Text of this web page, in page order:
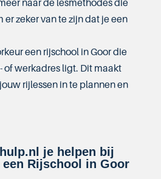
naar de lesmethodes die
zeker van te zijn dat je een
een rijschool in Goor die
werkadres ligt. Dit maakt
rijlessen in te plannen en
je helpen bij
een Rijschool in Goor